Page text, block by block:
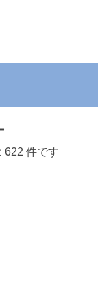
622 件です